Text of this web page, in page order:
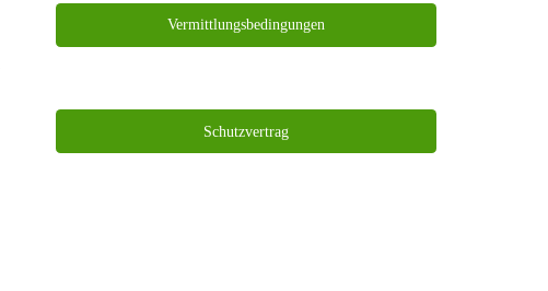
Vermittlungsbedingungen
Schutzvertrag